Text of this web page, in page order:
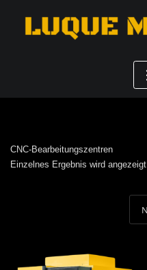
CNC-Bearbeitungszentren
Einzelnes Ergebnis wird angezeigt